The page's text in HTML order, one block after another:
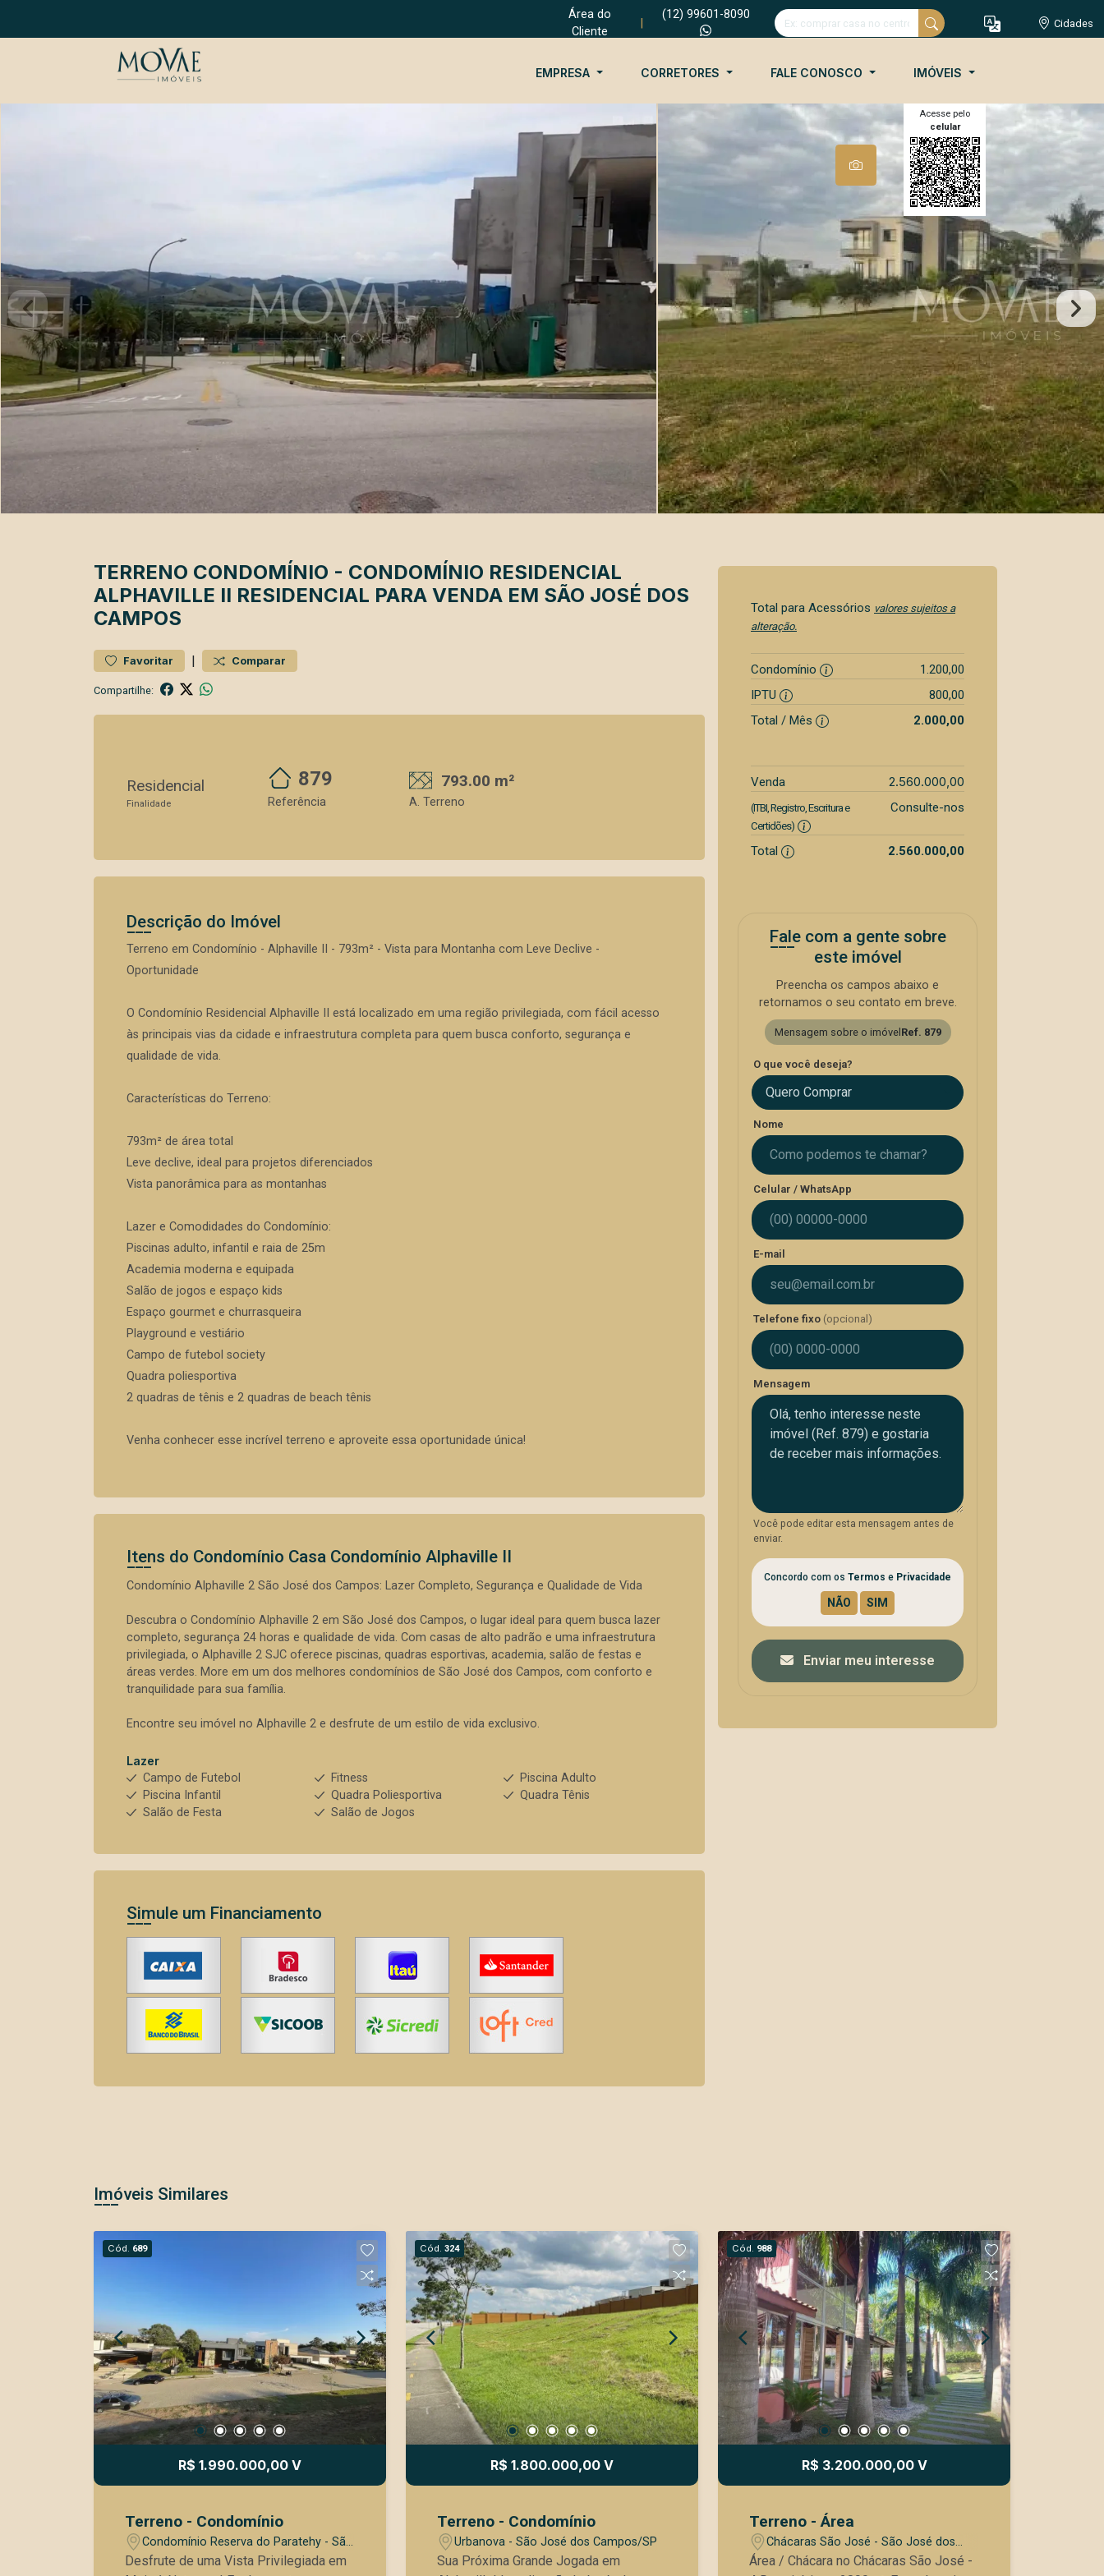
Área do
Cliente
(12) 99601-8090
Cidades
EMPRESA CORRETORES FALE CONOSCO IMÓVEIS
Acesse pelo
celular
TERRENO CONDOMÍNIO - CONDOMÍNIO RESIDENCIAL
ALPHAVILLE II RESIDENCIAL PARA VENDA EM SÃO JOSÉ DOS
CAMPOS
Favoritar | Comparar
Compartilhe:
Residencial
Finalidade
879
Referência
793.00 m²
A. Terreno
Descrição do Imóvel
Terreno em Condomínio - Alphaville II - 793m² - Vista para Montanha com Leve Declive -
Oportunidade
O Condomínio Residencial Alphaville II está localizado em uma região privilegiada, com fácil acesso
às principais vias da cidade e infraestrutura completa para quem busca conforto, segurança e
qualidade de vida.
Características do Terreno:
793m² de área total
Leve declive, ideal para projetos diferenciados
Vista panorâmica para as montanhas
Lazer e Comodidades do Condomínio:
Piscinas adulto, infantil e raia de 25m
Academia moderna e equipada
Salão de jogos e espaço kids
Espaço gourmet e churrasqueira
Playground e vestiário
Campo de futebol society
Quadra poliesportiva
2 quadras de tênis e 2 quadras de beach tênis
Venha conhecer esse incrível terreno e aproveite essa oportunidade única!
Itens do Condomínio Casa Condomínio Alphaville II
Condomínio Alphaville 2 São José dos Campos: Lazer Completo, Segurança e Qualidade de Vida
Descubra o Condomínio Alphaville 2 em São José dos Campos, o lugar ideal para quem busca lazer
completo, segurança 24 horas e qualidade de vida. Com casas de alto padrão e uma infraestrutura
privilegiada, o Alphaville 2 SJC oferece piscinas, quadras esportivas, academia, salão de festas e
áreas verdes. More em um dos melhores condomínios de São José dos Campos, com conforto e
tranquilidade para sua família.
Encontre seu imóvel no Alphaville 2 e desfrute de um estilo de vida exclusivo.
Lazer
Campo de Futebol
Fitness
Piscina Adulto
Piscina Infantil
Quadra Poliesportiva
Quadra Tênis
Salão de Festa
Salão de Jogos
Simule um Financiamento
Total para Acessórios valores sujeitos a
alteração.
Condomínio
1.200,00
IPTU
800,00
Total / Mês
2.000,00
Venda 2.560.000,00
(ITBI, Registro, Escritura e
Certidões)
Consulte-nos
Total 2.560.000,00
Fale com a gente sobre
este imóvel
Preencha os campos abaixo e
retornamos o seu contato em breve.
Mensagem sobre o imóvel Ref. 879
O que você deseja?
Quero Comprar
Nome
Celular / WhatsApp
E-mail
Telefone fixo (opcional)
Mensagem
Você pode editar esta mensagem antes de
enviar.
Concordo com os Termos e Privacidade
Enviar meu interesse
Imóveis Similares
Cód. 689
R$ 1.990.000,00 V
Terreno - Condomínio
Condomínio Reserva do Paratehy - São
José dos Campos/SP
Desfrute de uma Vista Privilegiada em
Cód. 324
R$ 1.800.000,00 V
Terreno - Condomínio
Urbanova - São José dos Campos/SP
Sua Próxima Grande Jogada em
Cód. 988
R$ 3.200.000,00 V
Terreno - Área
Chácaras São José - São José dos
Campos/SP
Área / Chácara no Chácaras São José -